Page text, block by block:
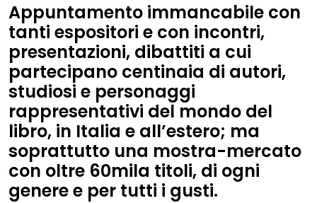
Appuntamento immancabile con
tanti espositori e con incontri,
presentazioni, dibattiti a cui
partecipano centinaia di autori,
studiosi e personaggi
rappresentativi del mondo del
libro, in Italia e all’estero; ma
soprattutto una mostra-mercato
con oltre 60mila titoli, di ogni
genere e per tutti i gusti.